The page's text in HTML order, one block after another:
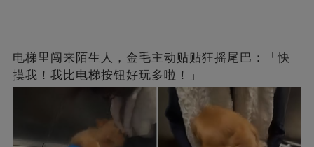
电梯里闯来陌生人，金毛主动贴贴狂摇尾巴：「快
摸我！我比电梯按钮好玩多啦！」